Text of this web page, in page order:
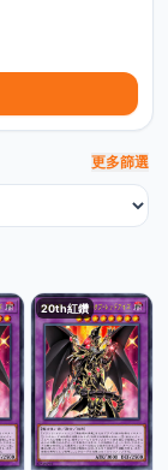
更多篩選
20th紅鑽